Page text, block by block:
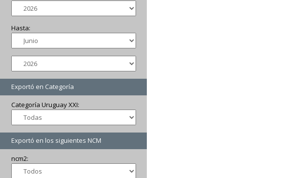
Hasta:
Exportó en Categoría
Categoría Uruguay XXI:
Exportó en los siguientes NCM
ncm2: